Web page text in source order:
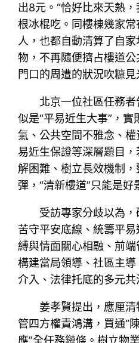
出8元。“恰好比來天熱
根冰棍吃。同樓棟幾家
人，也都自動清算了自
物，不再隨便擠占樓道
門口的周遭的狀況吹糠見
北京一位社區任務
似是“平易近生大事”，
氣、公共空間不雅念、
易近生保證等深層題目
解困難、樹立長效機制
彈，“清新樓道”只能是好
受訪專家分歧以為
苦守平安底線、統籌平
縛與情面關心相融、前端
構建當局領導、社區主
介入、法律托底的多元共
姜孝賢提出，應厘
管四方權責鴻溝，買通
應”全任務鏈條。樹立物